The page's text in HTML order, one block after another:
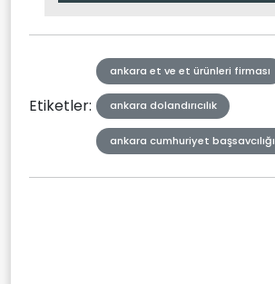
Etiketler:
ankara et ve et ürünleri firması
ankara dolandırıcılık
ankara cumhuriyet başsavcılığı